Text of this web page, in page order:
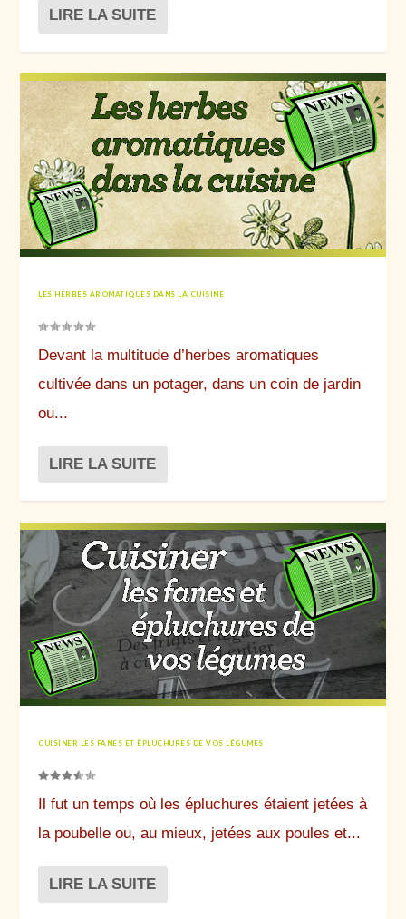
LIRE LA SUITE
LES HERBES AROMATIQUES DANS LA CUISINE
Devant la multitude d’herbes aromatiques
cultivée dans un potager, dans un coin de jardin
ou...
LIRE LA SUITE
CUISINER LES FANES ET ÉPLUCHURES DE VOS LÉGUMES
Il fut un temps où les épluchures étaient jetées à
la poubelle ou, au mieux, jetées aux poules et...
LIRE LA SUITE